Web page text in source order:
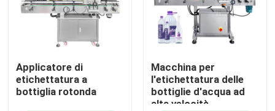
Casa
Applicatore di
etichettatura a
bottiglia rotonda
Macchina per
l'etichettatura delle
bottiglie d'acqua ad
alta velocità